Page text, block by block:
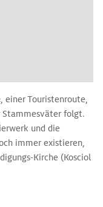
einer Touristenroute,
Stammesväter folgt.
und die
immer existieren,
Kirche (Kosciol
LED-Lampen